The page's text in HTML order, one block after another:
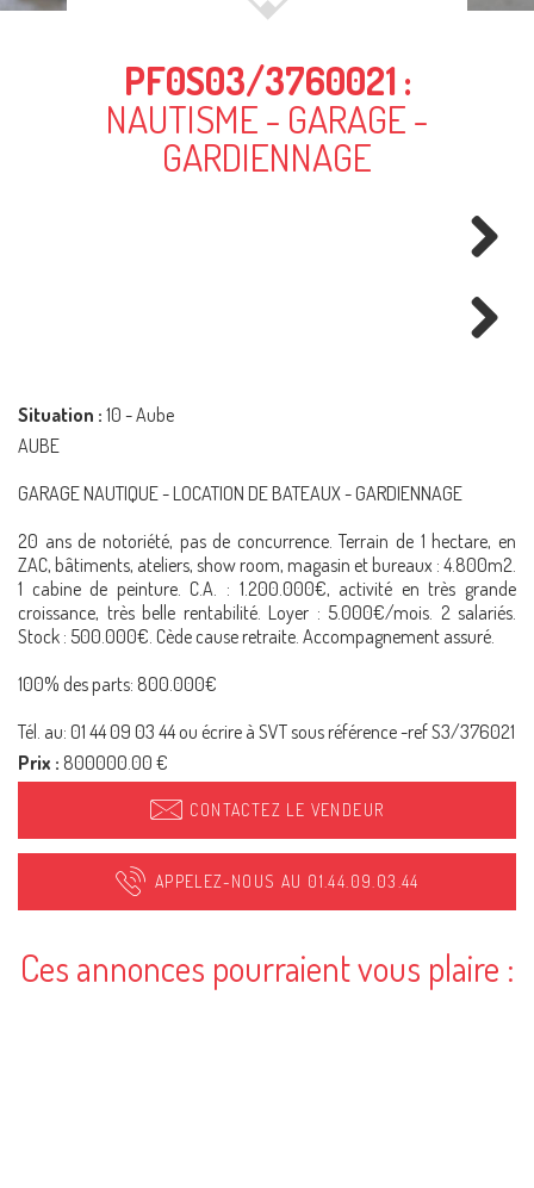
PF0S03/3760021 :
NAUTISME - GARAGE -
GARDIENNAGE
Situation : 10 - Aube
AUBE
GARAGE NAUTIQUE - LOCATION DE BATEAUX - GARDIENNAGE
20 ans de notoriété, pas de concurrence. Terrain de 1 hectare, en
ZAC, bâtiments, ateliers, show room, magasin et bureaux : 4.800m2.
1 cabine de peinture. C.A. : 1.200.000€, activité en très grande
croissance, très belle rentabilité. Loyer : 5.000€/mois. 2 salariés.
Stock : 500.000€. Cède cause retraite. Accompagnement assuré.
100% des parts: 800.000€
Tél. au: 01 44 09 03 44 ou écrire à SVT sous référence -ref S3/376021
Prix : 800000.00 €
CONTACTEZ LE VENDEUR
APPELEZ-NOUS AU 01.44.09.03.44
Ces annonces pourraient vous plaire :